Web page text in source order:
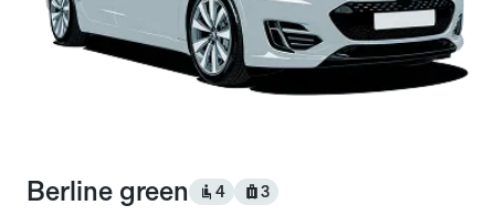
Berline green 4 3